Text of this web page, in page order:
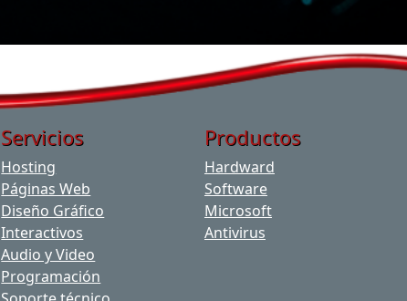
Servicios
Hosting
Páginas Web
Diseño Gráfico
Interactivos
Audio y Video
Programación
Productos
Hardward
Software
Microsoft
Antivirus